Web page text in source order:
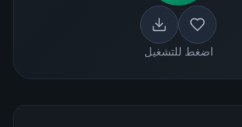
اضغط للتشغيل